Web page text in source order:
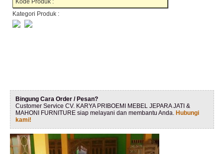
Kode Produk :
Kategori Produk :
Bingung Cara Order / Pesan?
Customer Service CV. KARYA PRIBOEMI MEBEL JEPARA JATI &
MAHONI FURNITURE siap melayani dan membantu Anda. Hubungi
kami!